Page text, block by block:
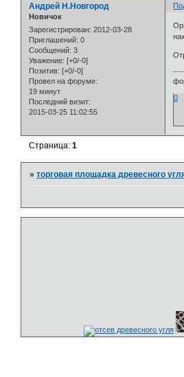
Андрей Н.Новгород
Новичок
Зарегистрирован: 2012-03-28
Приглашений: 0
Сообщений: 3
Уважение: [+0/-0]
Позитив: [+0/-0]
Провел на форуме:
19 минут
Последний визит:
2015-03-25 11:02:55
0
Страница:1
»торговая площадка древесного